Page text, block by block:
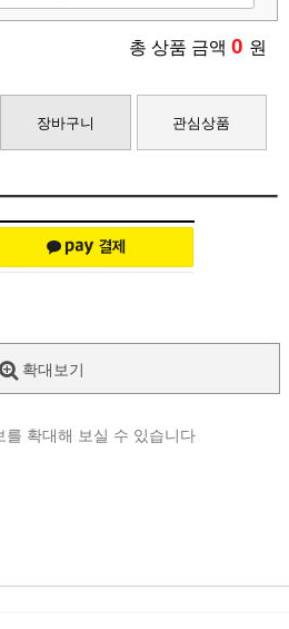
총 상품 금액 0 원
장바구니 관심상품
확대보기
를 확대해 보실 수 있습니다